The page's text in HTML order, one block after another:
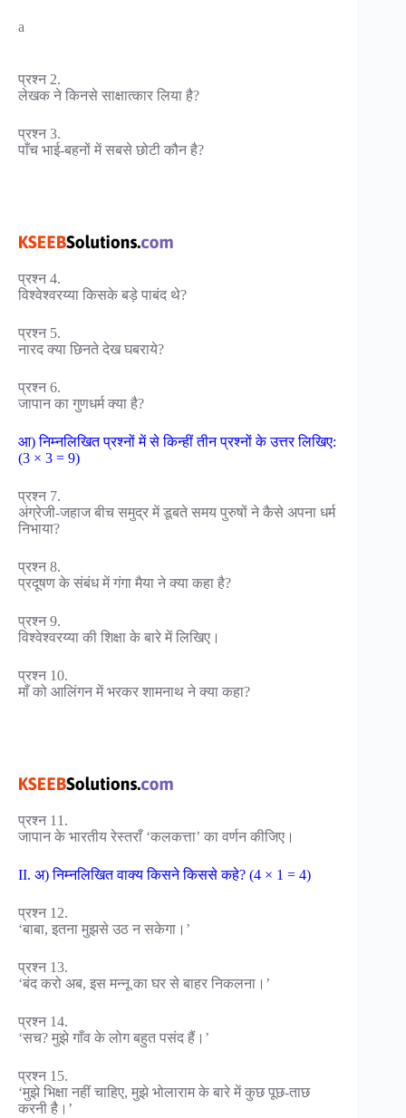
a
प्रश्न 2.
लेखक ने किनसे साक्षात्कार लिया है?
प्रश्न 3.
पाँच भाई-बहनों में सबसे छोटी कौन है?
प्रश्न 4.
विश्वेश्वरय्या किसके बड़े पाबंद थे?
प्रश्न 5.
नारद क्या छिनते देख घबराये?
प्रश्न 6.
जापान का गुणधर्म क्या है?
आ) निम्नलिखित प्रश्नों में से किन्हीं तीन प्रश्नों के उत्तर लिखिए:
(3 × 3 = 9)
प्रश्न 7.
अंग्रेजी-जहाज बीच समुद्र में डूबते समय पुरुषों ने कैसे अपना धर्म
निभाया?
प्रश्न 8.
प्रदूषण के संबंध में गंगा मैया ने क्या कहा है?
प्रश्न 9.
विश्वेश्वरय्या की शिक्षा के बारे में लिखिए।
प्रश्न 10.
माँ को आलिंगन में भरकर शामनाथ ने क्या कहा?
प्रश्न 11.
जापान के भारतीय रेस्तराँ ‘कलकत्ता’ का वर्णन कीजिए।
II. अ) निम्नलिखित वाक्य किसने किससे कहे? (4 × 1 = 4)
प्रश्न 12.
‘बाबा, इतना मुझसे उठ न सकेगा।’
प्रश्न 13.
‘बंद करो अब, इस मन्नू का घर से बाहर निकलना।’
प्रश्न 14.
‘सच? मुझे गाँव के लोग बहुत पसंद हैं।’
प्रश्न 15.
‘मुझे भिक्षा नहीं चाहिए, मुझे भोलाराम के बारे में कुछ पूछ-ताछ
करनी है।’